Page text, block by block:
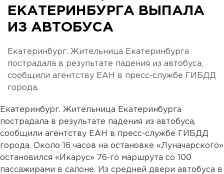
ЕКАТЕРИНБУРГА ВЫПАЛА
ИЗ АВТОБУСА
Екатеринбург. Жительница Екатеринбурга
пострадала в результате падения из автобуса,
сообщили агентству ЕАН в пресс-службе ГИБДД
города.
Екатеринбург. Жительница Екатеринбурга
пострадала в результате падения из автобуса,
сообщили агентству ЕАН в пресс-службе ГИБДД
города. Около 16 часов на остановке «Луначарского»
остановился «Икарус» 76-го маршрута со 100
пассажирами в салоне. Из средней двери автобуса в